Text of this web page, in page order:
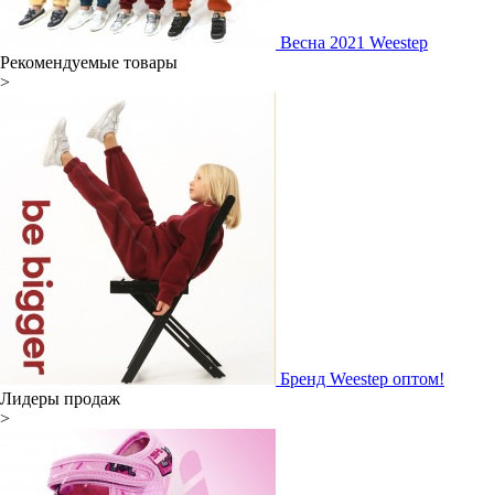
Весна 2021 Weestep
Рекомендуемые товары
>
Бренд Weestep оптом!
Лидеры продаж
>